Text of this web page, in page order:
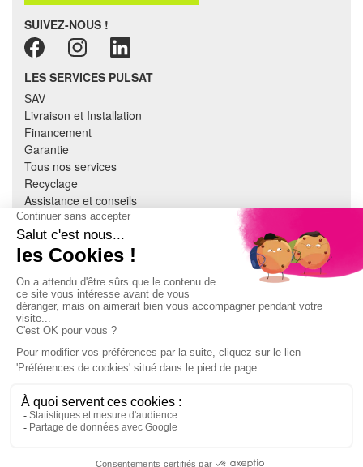
SUIVEZ-NOUS !
LES SERVICES PULSAT
SAV
Livraison et Installation
Financement
Garantie
Tous nos services
Recyclage
Assistance et conseils
Cuisine équipée
Literie
Nous contacter
À PROPOS
CGV
Mentions légales
Données personnelles
Devenir adhérent
EN SAVOIR PLUS
Indice de réparabilité
Accès extranet Pulsat